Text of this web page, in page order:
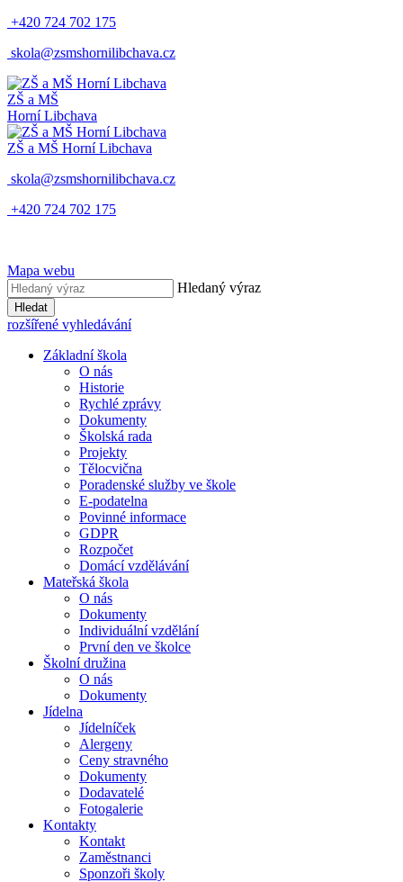
+420 724 702 175
skola@zsmshornilibchava.cz
ZŠ a MŠ
Horní Libchava
ZŠ a MŠ Horní Libchava
skola@zsmshornilibchava.cz
+420 724 702 175
Mapa webu
Hledaný výraz
Hledat
rozšířené vyhledávání
Základní škola
O nás
Historie
Rychlé zprávy
Dokumenty
Školská rada
Projekty
Tělocvična
Poradenské služby ve škole
E-podatelna
Povinné informace
GDPR
Rozpočet
Domácí vzdělávání
Mateřská škola
O nás
Dokumenty
Individuální vzdělání
První den ve školce
Školní družina
O nás
Dokumenty
Jídelna
Jídelníček
Alergeny
Ceny stravného
Dokumenty
Dodavatelé
Fotogalerie
Kontakty
Kontakt
Zaměstnanci
Sponzoři školy